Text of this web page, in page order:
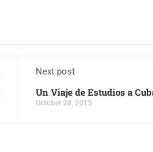
Next post
Un Viaje de Estudios a
October 28, 2015